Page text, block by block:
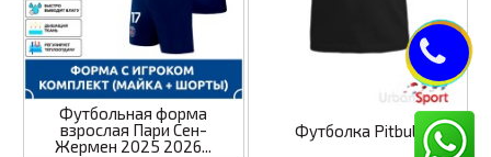
Футбольная форма
взрослая Пари Сен-
Жермен 2025 2026...
Футболка Pitbull